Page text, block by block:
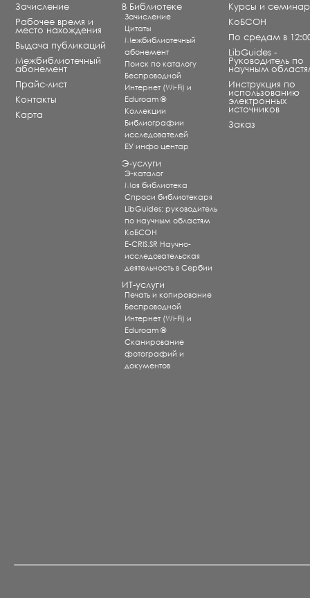
Зачисление
Рабочее время и
место нахождения
Выдача публикаций
Межбиблиотечный
абонемент
Прайс-лист
Контакты
Карта
В Библиотеке
Зачисление
Цитаты
Межбиблиотечный
абонемент
Поиск по каталогу
Беспроводной
Интернет (Wi-Fi) и
Eduroam ®
Коллекции
Библиографии
исследователей
ЕУ инфо центар
Э-услуги
Э-каталог
Моя библиотека
Спроси библиотекаря
LibGuides: руководитель
по научным областям
КоБСОН
E-CRIS.SR Научно-
исследовательская
деятельность в Сербии
ИТ-услуги
Печать и копирование
Беспроводной
Интернет (Wi-Fi) и
Eduroam ®
Сканирование
фотографий и
документов
Курсы и
КоБСОН
По средам в
LibGuides -
Руководитель по
научным
Инструкция по
использованию
электронных
источников
Заказ